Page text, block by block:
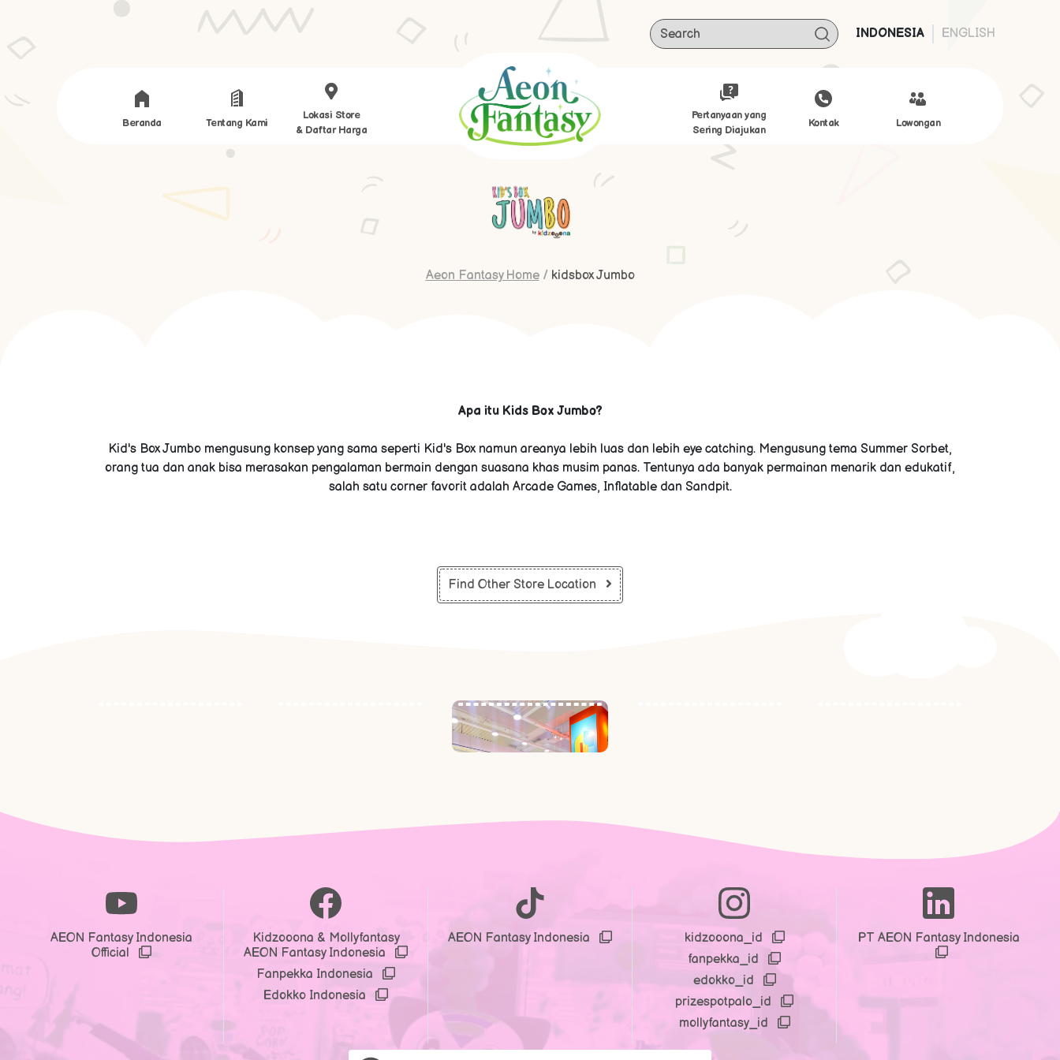
INDONESIA ENGLISH
Beranda Tentang Kami
Lokasi Store
& Daftar Harga
Pertanyaan yang
Sering Diajukan
Kontak Lowongan
Aeon Fantasy Home/ kidsbox Jumbo
Apa itu Kids Box Jumbo?
Kid's Box Jumbo mengusung konsep yang sama seperti Kid's Box namun areanya lebih luas dan lebih eye catching. Mengusung tema Summer Sorbet,
orang tua dan anak bisa merasakan pengalaman bermain dengan suasana khas musim panas. Tentunya ada banyak permainan menarik dan edukatif,
salah satu corner favorit adalah Arcade Games, Inflatable dan Sandpit.
Find Other Store Location
AEON Fantasy Indonesia
Official
Kidzooona & Mollyfantasy
AEON Fantasy Indonesia
Fanpekka Indonesia
Edokko Indonesia
AEON Fantasy Indonesia
kidzooona_id
fanpekka_id
edokko_id
prizespotpalo_id
mollyfantasy_id
PT AEON Fantasy Indonesia